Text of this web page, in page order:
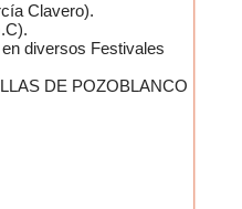
Clavero).
diversos Festivales
DE POZOBLANCO